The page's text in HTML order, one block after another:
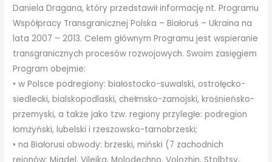
Daniela Dragana, który przedstawił informację nt. Programu
Współpracy Transgranicznej Polska – Białoruś – Ukraina na
lata 2007 – 2013. Celem głównym Programu jest wspieranie
transgranicznych procesów rozwojowych. Swoim zasięgiem
Program obejmie:
• w Polsce podregiony: białostocko-suwalski, ostrołęcko-
siedlecki, bialskopodlaski, chełmsko-zamojski, krośnieńsko-
przemyski, a także jako tzw. regiony przyległe: podregion
łomżyński, lubelski i rzeszowsko-tarnobrzeski;
• na Białorusi obwody: brzeski, miński (7 zachodnich